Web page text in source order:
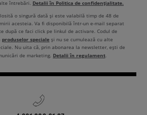
întrebări. Detalii în Politica de confidențialitate.
o singură dată și este valabilă timp de 48 de
acesteia. Va fi disponibilă într-un e-mail separat
după ce faci click pe linkul de activare. Codul de
produselor speciale și nu se cumulează cu alte
Nu uita că, prin abonarea la newsletter, ești de
de marketing. Detalii în regulament